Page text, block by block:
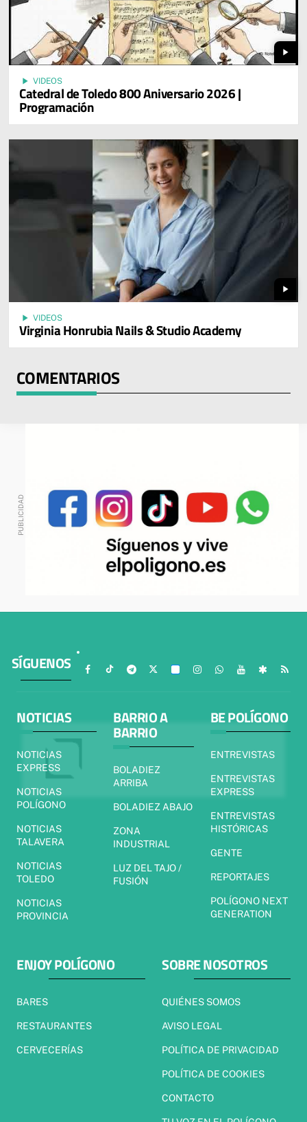
play_arrow
play_arrow VIDEOS
Catedral de Toledo 800 Aniversario 2026 |
Programación
play_arrow
play_arrow VIDEOS
Virginia Honrubia Nails & Studio Academy
COMENTARIOS
SÍGUENOS
NOTICIAS
NOTICIAS
EXPRESS
NOTICIAS
POLÍGONO
NOTICIAS
TALAVERA
NOTICIAS
TOLEDO
NOTICIAS
PROVINCIA
BARRIO A
BARRIO
BOLADIEZ
ARRIBA
BOLADIEZ ABAJO
ZONA
INDUSTRIAL
LUZ DEL TAJO /
FUSIÓN
BE POLÍGONO
ENTREVISTAS
ENTREVISTAS
EXPRESS
ENTREVISTAS
HISTÓRICAS
GENTE
REPORTAJES
POLÍGONO NEXT
GENERATION
ENJOY POLÍGONO
BARES
RESTAURANTES
CERVECERÍAS
SOBRE NOSOTROS
QUIÉNES SOMOS
AVISO LEGAL
POLÍTICA DE PRIVACIDAD
POLÍTICA DE COOKIES
CONTACTO